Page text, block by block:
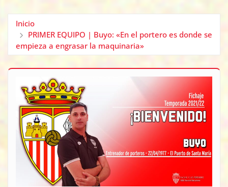
Inicio
PRIMER EQUIPO | Buyo: «En el portero es donde se
empieza a engrasar la maquinaria»